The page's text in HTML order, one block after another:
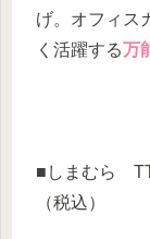
げ。オフィス
く活躍する万
■しまむら
（税込）